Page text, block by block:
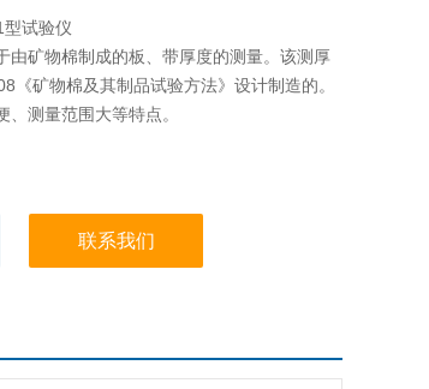
试验仪
由矿物棉制成的板、带厚度的测量。该测厚
《矿物棉及其制品试验方法》设计制造的。
测量范围大等特点。
联系我们